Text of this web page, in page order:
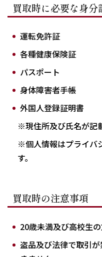
買取時に必要な身分
運転免許証
各種健康保険証
パスポート
身体障害者手帳
外国人登録証明書
※現住所及び氏名が記
※個人情報はプライバ
す。
買取時の注意事項
20歳未満及び高校生
盗品及び法律で取引